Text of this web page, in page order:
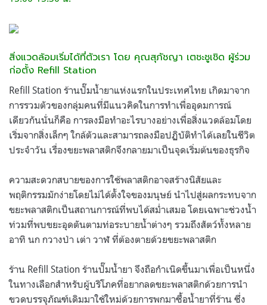
สิ่งแวดล้อมเริ่มได้ที่ตัวเรา โดย คุณสุภัชญา เตชะชูเชิด ผู้ร่วม
ก่อตั้ง Refill Station
Refill Station ร้านปั๊มน้ำยาแห่งแรกในประเทศไทย เกิดมาจาก
การรวมตัวของกลุ่มคนที่มีแนวคิดในการทำเพื่ออุดมการณ์
เดียวกันนั่นก็คือ การลงมือทำอะไรบางอย่างเพื่อสิ่งแวดล้อมโดย
เริ่มจากสิ่งเล็กๆ ใกล้ตัวและสามารถลงมือปฏิบัติทำได้เลยในชีวิต
ประจำวัน เรื่องขยะพลาสติกจึงกลายมาเป็นจุดเริ่มต้นของธุรกิจ
ความสะดวกสบายของการใช้พลาสติกอาจสร้างนิสัยและ
พฤติกรรมมักง่ายโดยไม่ได้ตั้งใจของมนุษย์ นำไปสู่ผลกระทบจาก
ขยะพลาสติกเป็นสถานการณ์ที่พบได้สม่ำเสมอ โดยเฉพาะช่วงน้ำ
ท่วมที่พบขยะอุดตันตามท่อระบายน้ำต่างๆ รวมถึงสัตว์ทั้งหลาย
อาทิ นก กวางป่า เต่า วาฬ ที่ต้องตายด้วยขยะพลาสติก
ร้าน Refill Station ร้านปั๊มน้ำยา จึงถือกำเนิดขึ้นมาเพื่อเป็นหนึ่ง
ในทางเลือกสำหรับผู้บริโภคที่อยากลดขยะพลาสติกด้วยการนำ
ขวดบรรจุภัณฑ์เดิมมาใช้ใหม่ด้วยการพกมาซื้อน้ำยาที่ร้าน ซึ่ง